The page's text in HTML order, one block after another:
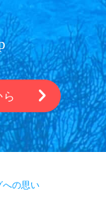
への思い